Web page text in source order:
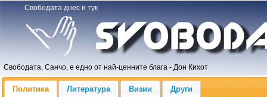
Свободата днес и тук
Свободата, Санчо, е едно от най-ценните блага - Дон Кихот
Политика Литература Визии
Други